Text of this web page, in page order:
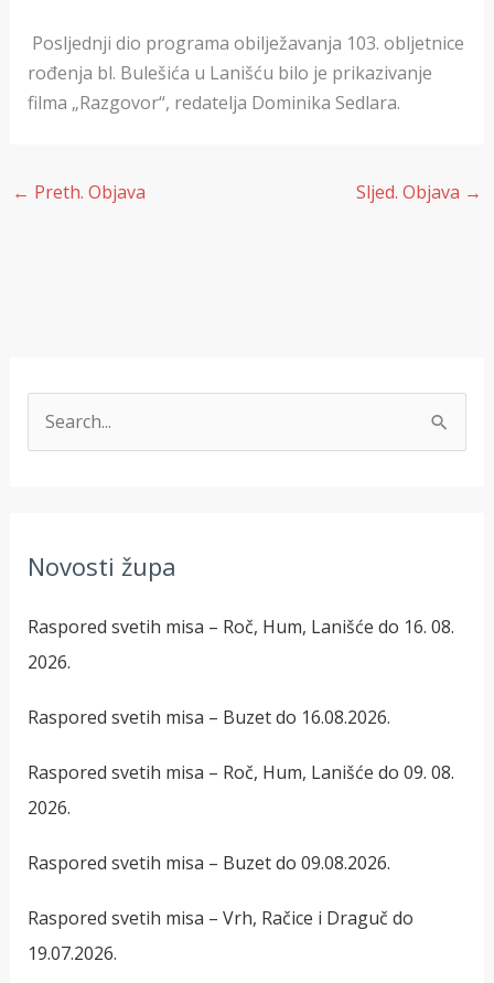
Posljednji dio programa obilježavanja 103. obljetnice
rođenja bl. Bulešića u Lanišću bilo je prikazivanje
filma „Razgovor“, redatelja Dominika Sedlara.
← Preth. Objava Sljed. Objava →
Novosti župa
Raspored svetih misa – Roč, Hum, Lanišće do 16. 08.
2026.
Raspored svetih misa – Buzet do 16.08.2026.
Raspored svetih misa – Roč, Hum, Lanišće do 09. 08.
2026.
Raspored svetih misa – Buzet do 09.08.2026.
Raspored svetih misa – Vrh, Račice i Draguč do
19.07.2026.